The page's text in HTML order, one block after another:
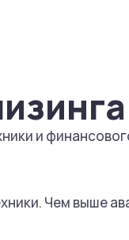
и
Чем выше